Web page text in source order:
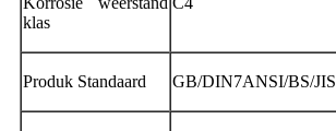
klas
Produk Standaard GB/DIN7ANSI/BS/JIS